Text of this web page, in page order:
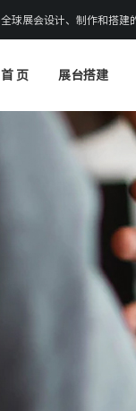
全球展会设计、制作和搭建
首 页 展台搭建